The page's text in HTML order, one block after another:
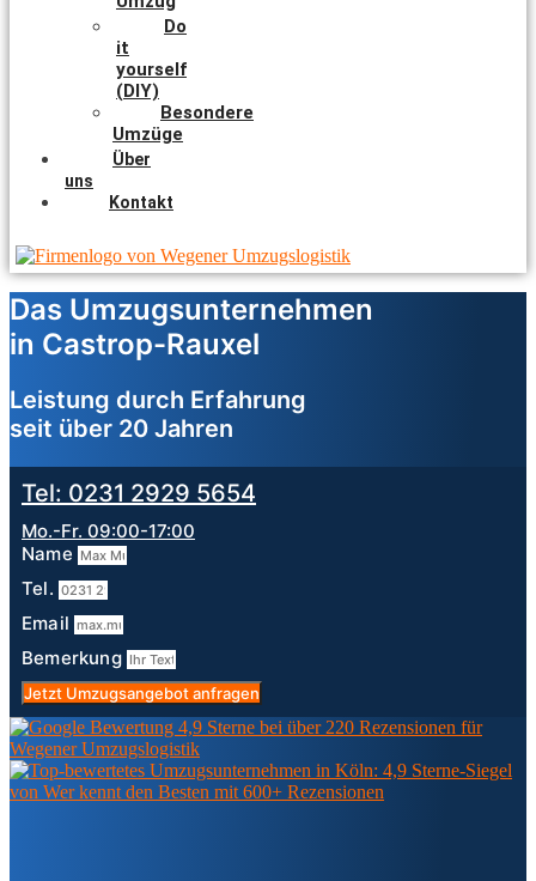
Do
it
yourself
(DIY)
Besondere
Umzüge
Über
uns
Kontakt
Das Umzugsunternehmen
in Castrop-Rauxel
Leistung durch Erfahrung
seit über 20 Jahren
Tel: 0231 2929 5654
Mo.-Fr. 09:00-17:00
Name
Tel.
Email
Bemerkung
Jetzt Umzugsangebot anfragen